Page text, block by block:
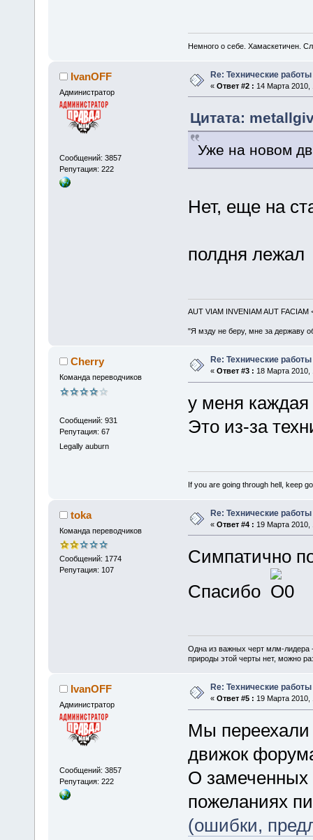
Немного о себе. Хамаскетичен.
IvanOFF
Администратор
Сообщений: 3857
Репутация: 222
Re: Технические
« Ответ #2 : 14 Марта 2010,
Цитата:
Уже на новом
Нет, еще на
полдня
AUT VIAM INVENIAM AUT FACIAM
"Я мзду не беру, мне за державу
Cherry
Команда переводчиков
Сообщений: 931
Репутация: 67
Legally auburn
Re: Технические
« Ответ #3 : 18 Марта 2010,
у меня каждая
Это из-за
If you are going through hell, keep
toka
Команда переводчиков
Сообщений: 1774
Репутация: 107
Re: Технические
« Ответ #4 : 19 Марта 2010,
Симпатично
Спасибо
Одна из важных черт млм-лидера
природы этой черты нет, можно
IvanOFF
Администратор
Сообщений: 3857
Репутация: 222
Re: Технические
« Ответ #5 : 19 Марта 2010,
Мы переехали
движок
О замеченных
пожеланиях
(ошибки,